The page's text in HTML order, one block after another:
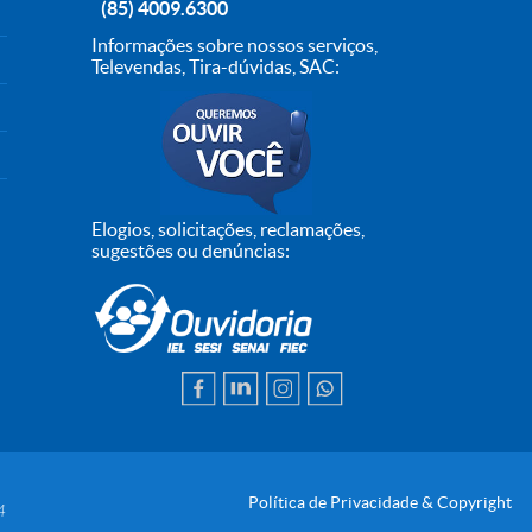
(85) 4009.6300
Informações sobre nossos serviços,
Televendas, Tira-dúvidas, SAC:
Elogios, solicitações, reclamações,
sugestões ou denúncias:
Política de Privacidade & Copyright